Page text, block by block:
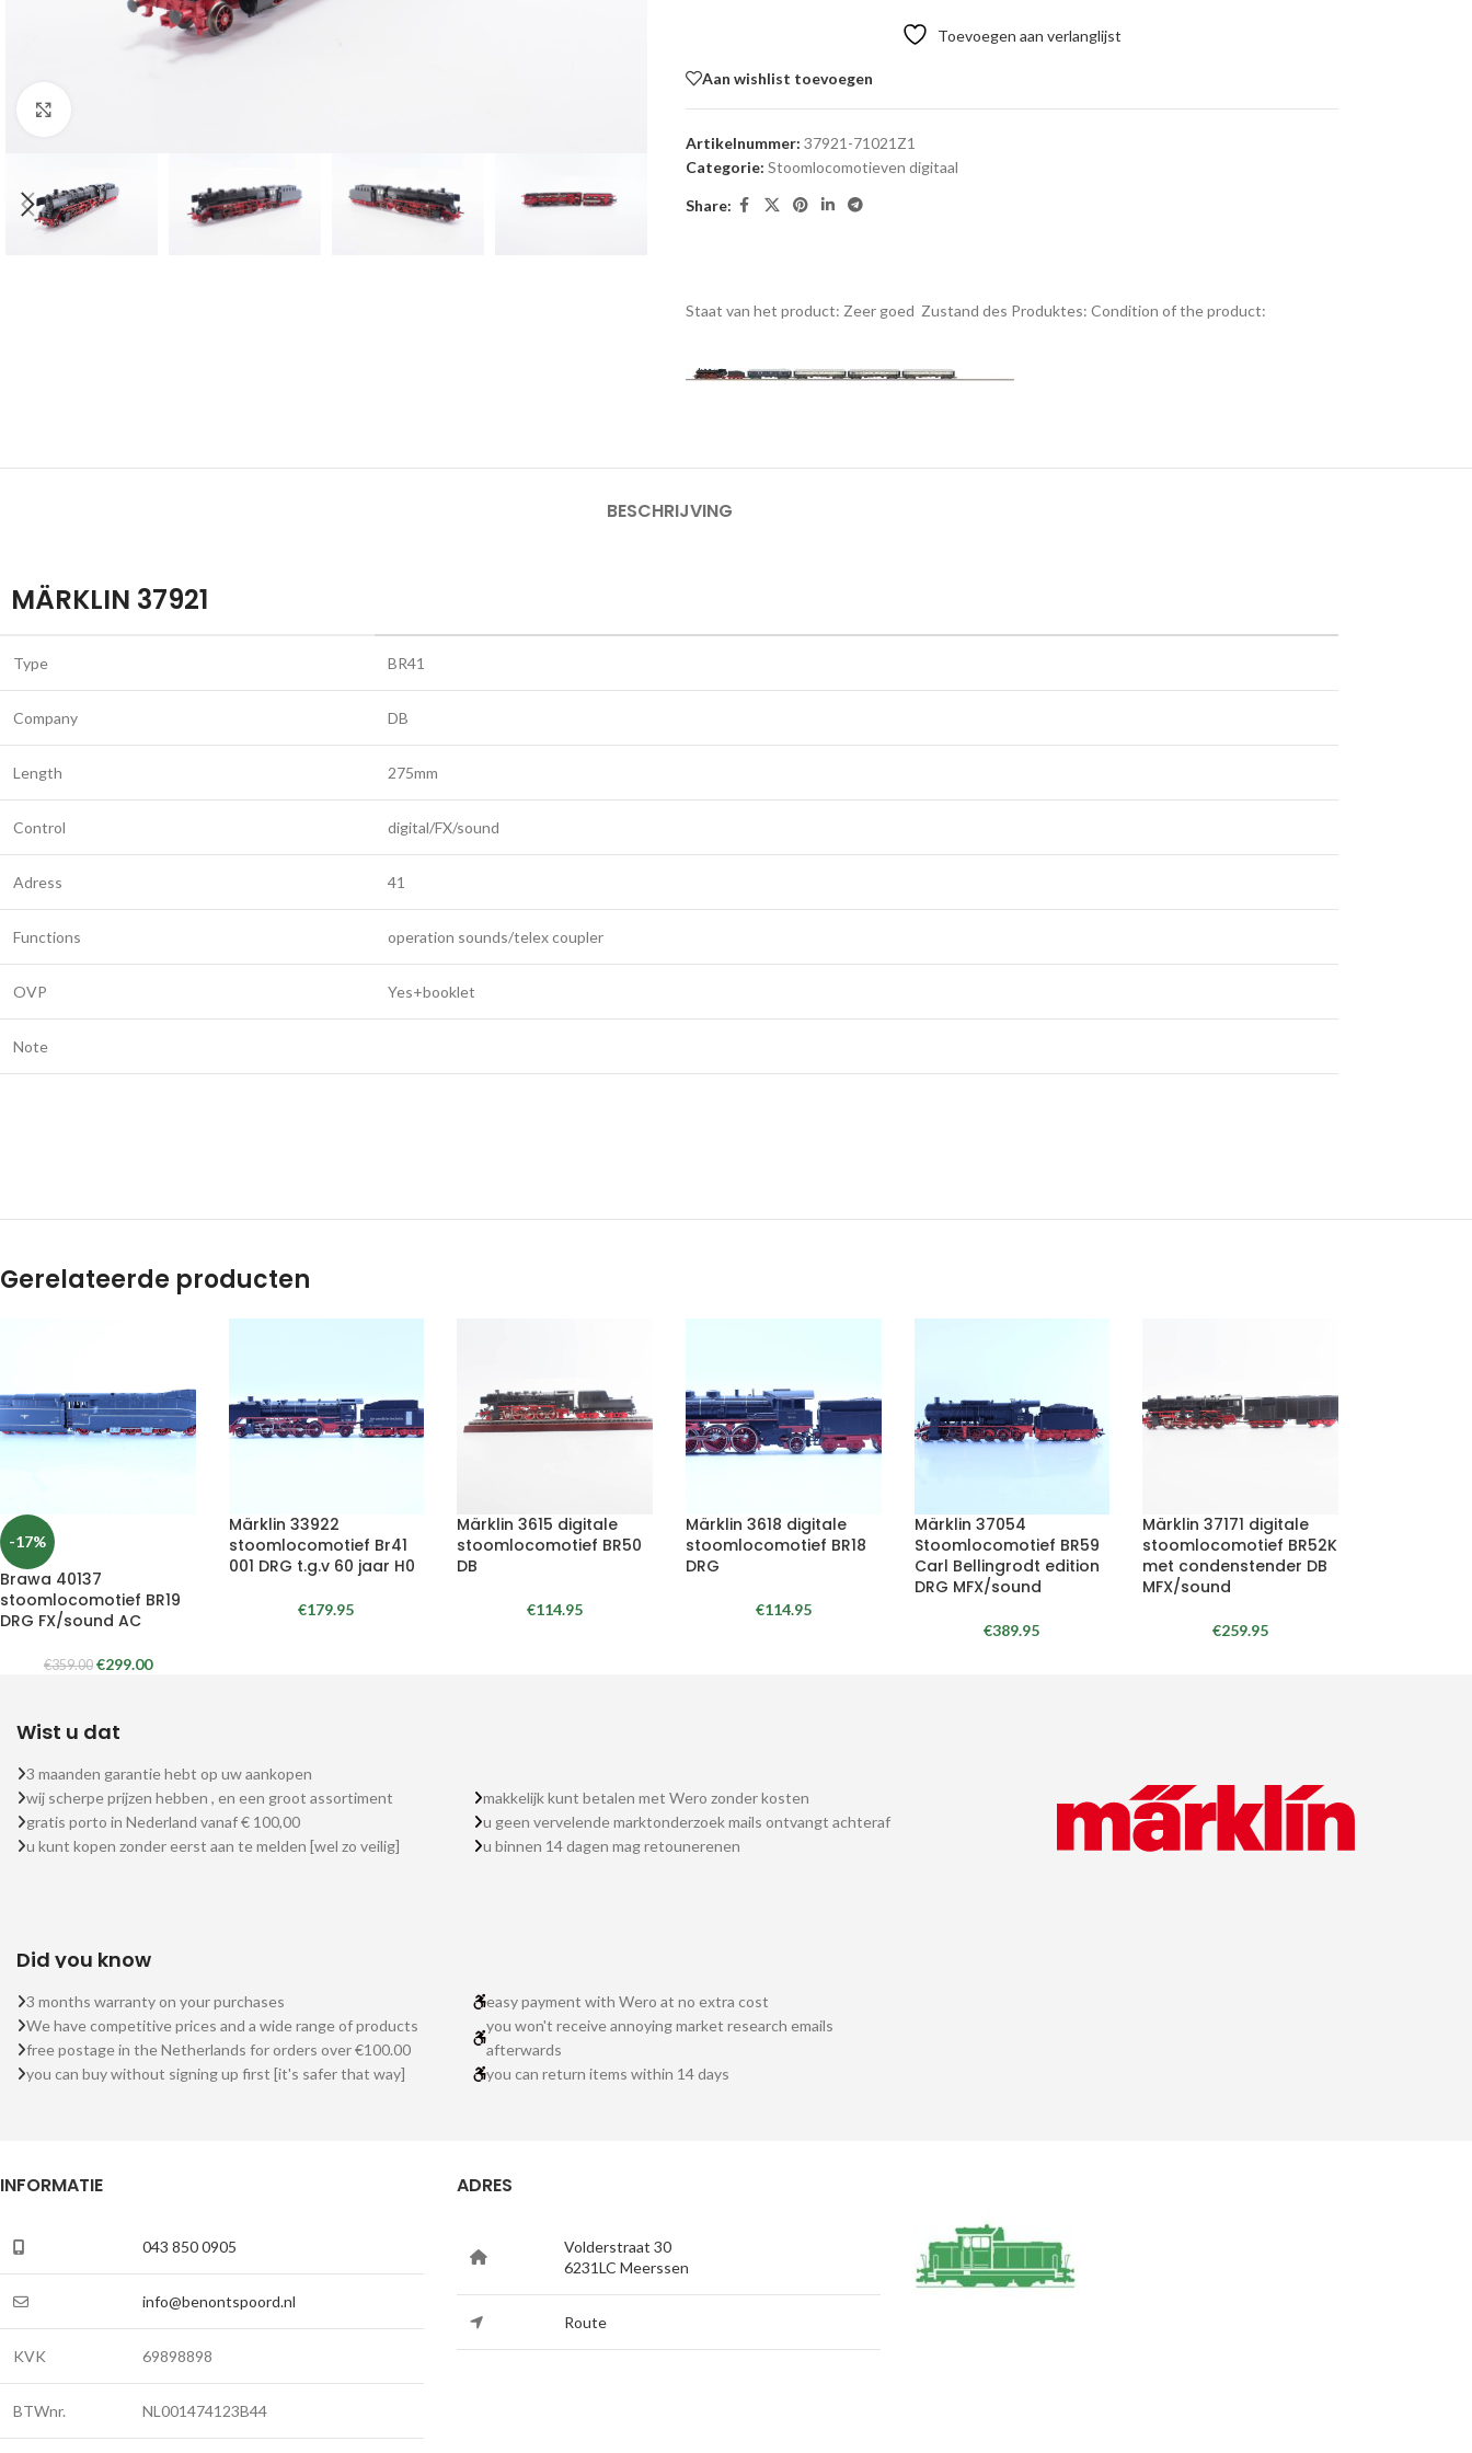
Toevoegen aan verlanglijst
Aan wishlist toevoegen
Artikelnummer: 37921-71021Z1
Categorie: Stoomlocomotieven digitaal
Share:
Staat van het product: Zeer goed Zustand des Produktes: Condition of the product:
BESCHRIJVING
MÄRKLIN 37921
Type BR41
Company DB
Length 275mm
Control digital/FX/sound
Adress 41
Functions operation sounds/telex coupler
OVP Yes+booklet
Note
Gerelateerde producten
-17%
Brawa 40137
stoomlocomotief BR19
DRG FX/sound AC
€359.00 €299.00
Märklin 33922
stoomlocomotief Br41
001 DRG t.g.v 60 jaar H0
€179.95
Märklin 3615 digitale
stoomlocomotief BR50
DB
€114.95
Märklin 3618 digitale
stoomlocomotief BR18
DRG
€114.95
Märklin 37054
Stoomlocomotief BR59
Carl Bellingrodt edition
DRG MFX/sound
€389.95
Märklin 37171 digitale
stoomlocomotief BR52K
met condenstender DB
MFX/sound
€259.95
Wist u dat
3 maanden garantie hebt op uw aankopen
wij scherpe prijzen hebben , en een groot assortiment
gratis porto in Nederland vanaf € 100,00
u kunt kopen zonder eerst aan te melden [wel zo veilig]
makkelijk kunt betalen met Wero zonder kosten
u geen vervelende marktonderzoek mails ontvangt achteraf
u binnen 14 dagen mag retounerenen
Did you know
3 months warranty on your purchases
We have competitive prices and a wide range of products
free postage in the Netherlands for orders over €100.00
you can buy without signing up first [it's safer that way]
easy payment with Wero at no extra cost
you won't receive annoying market research emails
afterwards
you can return items within 14 days
INFORMATIE
043 850 0905
info@benontspoord.nl
KVK 69898898
BTWnr. NL001474123B44
ADRES
Volderstraat 30
6231LC Meerssen
Route